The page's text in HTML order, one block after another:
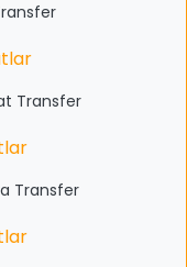
Transfer
Transfer